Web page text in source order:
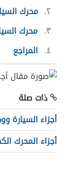
٢ محرك
٣ محرك
٤
المراجع
ذات صلة
أجزاء السيارة
أجزاء المحرك